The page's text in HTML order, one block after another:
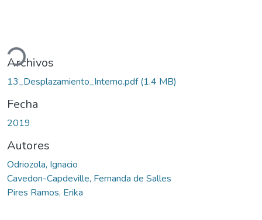
Archivos
13_Desplazamiento_Interno.pdf(1.4 MB)
Fecha
2019
Autores
Odriozola, Ignacio
Cavedon-Capdeville, Fernanda de Salles
Pires Ramos, Erika